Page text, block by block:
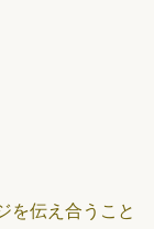
を伝え合うこと